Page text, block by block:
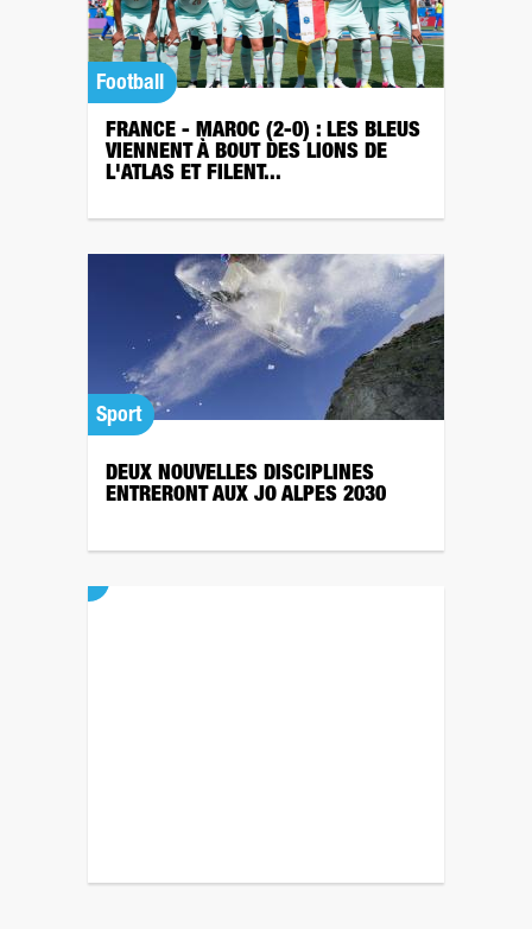
Football
FRANCE - MAROC (2-0) : LES BLEUS
VIENNENT À BOUT DES LIONS DE
L'ATLAS ET FILENT...
Sport
DEUX NOUVELLES DISCIPLINES
ENTRERONT AUX JO ALPES 2030